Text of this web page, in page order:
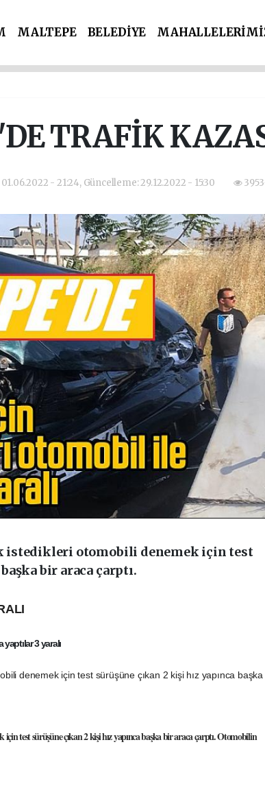
MALTEPE BELEDİYE
TRAFİK
01.06.2022 - 21:24, Güncelleme: 29.12.2022 - 15:30
istedikleri otomobili denemek için test
bir araca çarptı.
3 yaralı
denemek için test sürüşüne çıkan 2 kişi hız yapınca başka
test sürüşüne çıkan 2 kişi hız yapınca başka bir araca çarptı. Otomobilin